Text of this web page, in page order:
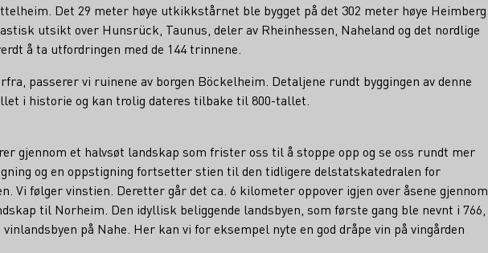
Det 29 meter høye utkikkstårnet ble bygget på det 302 meter høye Heimberg
utsikt over Hunsrück, Taunus, deler av Rheinhessen, Naheland og det nordlige
å ta utfordringen med de 144 trinnene.
passerer vi ruinene av borgen Böckelheim. Detaljene rundt byggingen av denne
i historie og kan trolig dateres tilbake til 800-tallet.
gjennom et halvsøt landskap som frister oss til å stoppe opp og se oss rundt mer
og en oppstigning fortsetter stien til den tidligere delstatskatedralen for
Vi følger vinstien. Deretter går det ca. 6 kilometer oppover igjen over åsene gjennom
til Norheim. Den idyllisk beliggende landsbyen, som første gang ble nevnt i 766,
på Nahe. Her kan vi for eksempel nyte en god dråpe vin på vingården